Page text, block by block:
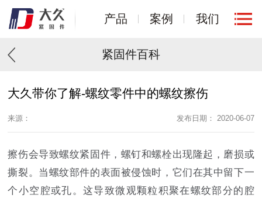
产品 案例 我们
紧固件百科
大久带你了解-螺纹零件中的螺纹擦伤
来源： 发布日期： 2020-06-07
擦伤会导致螺纹紧固件，螺钉和螺栓出现隆起，磨损或
撕裂。当螺纹部件的表面被侵蚀时，它们在其中留下一
个小空腔或孔。这导致微观颗粒积聚在螺纹部分的腔